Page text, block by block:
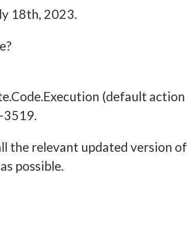
zum Datenschutz speichern und
18th, 2023.
(default action
3519.
the relevant updated version of
possible.